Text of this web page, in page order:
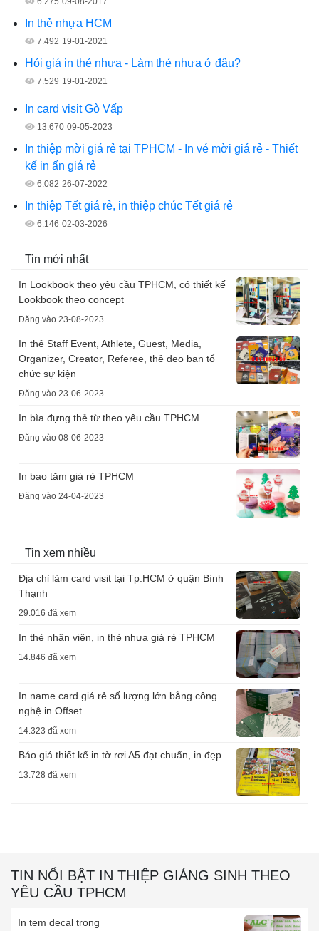
In thẻ nhựa HCM
7.492 19-01-2021
Hỏi giá in thẻ nhựa - Làm thẻ nhựa ở đâu?
7.529 19-01-2021
In card visit Gò Vấp
13.670 09-05-2023
In thiệp mời giá rẻ tại TPHCM - In vé mời giá rẻ - Thiết
kế in ấn giá rẻ
6.082 26-07-2022
In thiệp Tết giá rẻ, in thiệp chúc Tết giá rẻ
6.146 02-03-2026
Tin mới nhất
In Lookbook theo yêu cầu TPHCM, có thiết kế
Lookbook theo concept
Đăng vào 23-08-2023
In thẻ Staff Event, Athlete, Guest, Media,
Organizer, Creator, Referee, thẻ đeo ban tổ
chức sự kiện
Đăng vào 23-06-2023
In bìa đựng thẻ từ theo yêu cầu TPHCM
Đăng vào 08-06-2023
In bao tăm giá rẻ TPHCM
Đăng vào 24-04-2023
Tin xem nhiều
Địa chỉ làm card visit tại Tp.HCM ở quận Bình
Thạnh
29.016 đã xem
In thẻ nhân viên, in thẻ nhựa giá rẻ TPHCM
14.846 đã xem
In name card giá rẻ số lượng lớn bằng công
nghệ in Offset
14.323 đã xem
Báo giá thiết kế in tờ rơi A5 đạt chuẩn, in đẹp
13.728 đã xem
TIN NỔI BẬT IN THIỆP GIÁNG SINH THEO
YÊU CẦU TPHCM
In tem decal trong